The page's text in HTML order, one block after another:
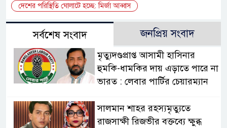
দেশের পরিস্থিতি ঘোলাটে হচ্ছে: মির্জা আব্বাস
সর্বশেষ সংবাদ জনপ্রিয় সংবাদ
মৃত্যুদণ্ডপ্রাপ্ত আসামী হাসিনার
হুমকি-ধামকির দায় এড়াতে পারে না
ভারত : লেবার পার্টির চেয়ারম্যান
সালমান শাহর রহস্যমৃত্যুতে
রাজসাক্ষী রিজভীর বক্তব্যে ক্ষুব্ধ